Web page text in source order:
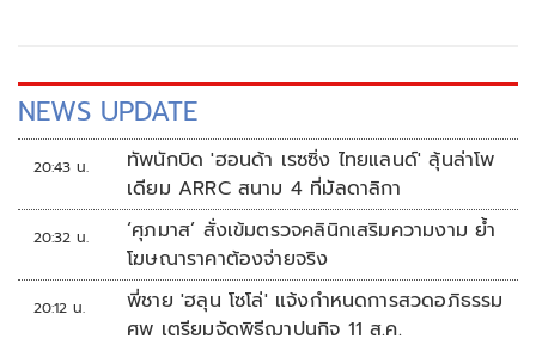
NEWS UPDATE
20:43 น.
ทัพนักบิด 'ฮอนด้า เรซซิ่ง ไทยแลนด์' ลุ้นล่าโพ
เดียม ARRC สนาม 4 ที่มัลดาลิกา
20:32 น.
‘ศุภมาส’ สั่งเข้มตรวจคลินิกเสริมความงาม ย้ำ
โฆษณาราคาต้องจ่ายจริง
20:12 น.
พี่ชาย 'ฮลุน โซโล่' แจ้งกำหนดการสวดอภิธรรม
ศพ เตรียมจัดพิธีฌาปนกิจ 11 ส.ค.